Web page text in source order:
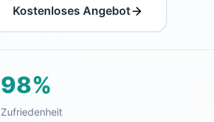
Kostenloses Angebot
98%
Zufriedenheit